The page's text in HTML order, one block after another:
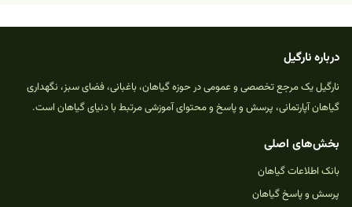
درباره نارگیل
نارگیل یک مرجع تخصصی و عمومی در حوزه گیاهان، باغبانی، فضای سبز، نگهداری
گیاهان آپارتمانی، پرسش و پاسخ و محتوای آموزشی مرتبط با دنیای گیاهان است.
بخش‌های اصلی
بانک اطلاعات گیاهان
پرسش و پاسخ گیاهان